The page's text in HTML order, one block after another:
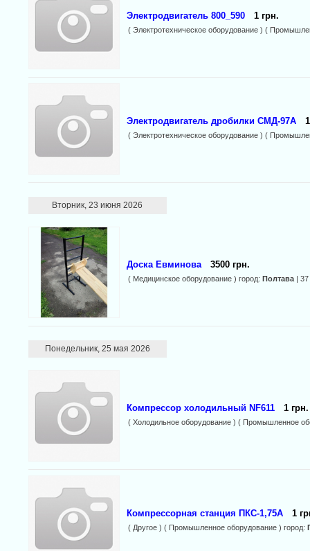
Электродвигатель 800_590 1 грн.
( Электротехническое оборудование ) (
Электродвигатель дробилки СМД-97А
( Электротехническое оборудование ) (
Вторник, 23 июня 2026
Доска Евминова 3500 грн.
( Медицинское оборудование ) город: Полтава| 37
Понедельник, 25 мая 2026
Компрессор холодильный NF611 1 грн.
( Холодильное оборудование ) ( Промышленное
Компрессорная станция ПКС-1,75А 1
( Другое ) ( Промышленное оборудование ) город: